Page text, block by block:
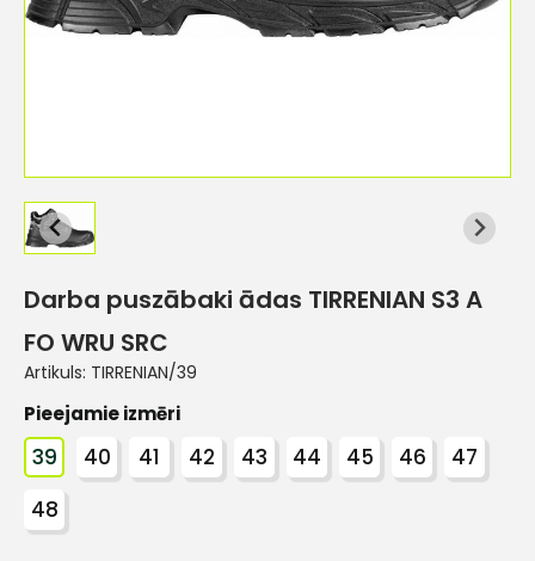
Darba puszābaki ādas TIRRENIAN S3 A
FO WRU SRC
Artikuls: TIRRENIAN/39
Pieejamie izmēri
39 40 41 42 43 44 45 46
47
48